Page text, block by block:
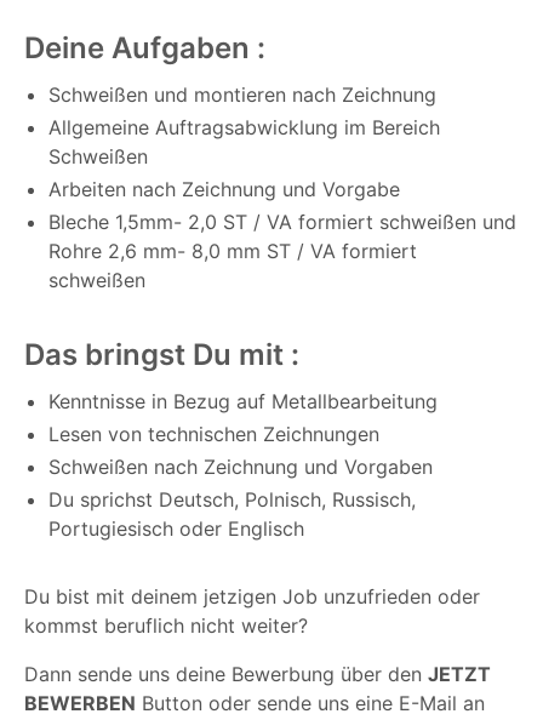
Deine Aufgaben :
Schweißen und montieren nach Zeichnung
Allgemeine Auftragsabwicklung im Bereich
Schweißen
Arbeiten nach Zeichnung und Vorgabe
Bleche 1,5mm- 2,0 ST / VA formiert schweißen und
Rohre 2,6 mm- 8,0 mm ST / VA formiert
schweißen
Das bringst Du mit :
Kenntnisse in Bezug auf Metallbearbeitung
Lesen von technischen Zeichnungen
Schweißen nach Zeichnung und Vorgaben
Du sprichst Deutsch, Polnisch, Russisch,
Portugiesisch oder Englisch
Du bist mit deinem jetzigen Job unzufrieden oder
kommst beruflich nicht weiter?
Dann sende uns deine Bewerbung über den JETZT
BEWERBEN Button oder sende uns eine E-Mail an